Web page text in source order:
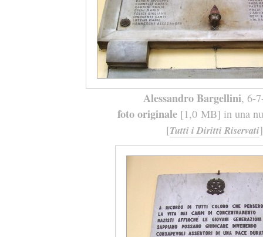
Alessandro Bargellini, 6-
foto originale[1,0 MB] in una
[Tutti i Diritti Riservati]